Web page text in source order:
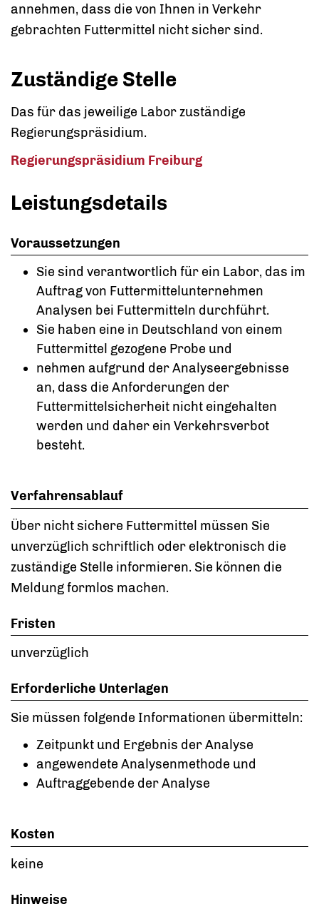
annehmen, dass die von Ihnen in Verkehr
gebrachten Futtermittel nicht sicher sind.
Zuständige Stelle
Das für das jeweilige Labor zuständige
Regierungspräsidium.
Regierungspräsidium Freiburg
Leistungsdetails
Voraussetzungen
Sie sind verantwortlich für ein Labor, das im
Auftrag von Futtermittelunternehmen
Analysen bei Futtermitteln durchführt.
Sie haben eine in Deutschland von einem
Futtermittel gezogene Probe und
nehmen aufgrund der Analyseergebnisse
an, dass die Anforderungen der
Futtermittelsicherheit nicht eingehalten
werden und daher ein Verkehrsverbot
besteht.
Verfahrensablauf
Über nicht sichere Futtermittel müssen Sie
unverzüglich schriftlich oder elektronisch die
zuständige Stelle informieren. Sie können die
Meldung formlos machen.
Fristen
unverzüglich
Erforderliche Unterlagen
Sie müssen folgende Informationen übermitteln:
Zeitpunkt und Ergebnis der Analyse
angewendete Analysenmethode und
Auftraggebende der Analyse
Kosten
keine
Hinweise